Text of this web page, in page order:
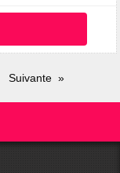
Suivante